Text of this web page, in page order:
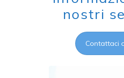
nostri
Contattaci